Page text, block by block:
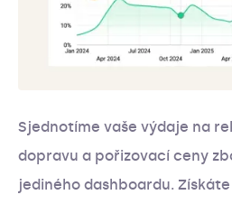
Sjednotíme vaše výdaje na
dopravu a pořizovací ceny
jediného dashboardu.